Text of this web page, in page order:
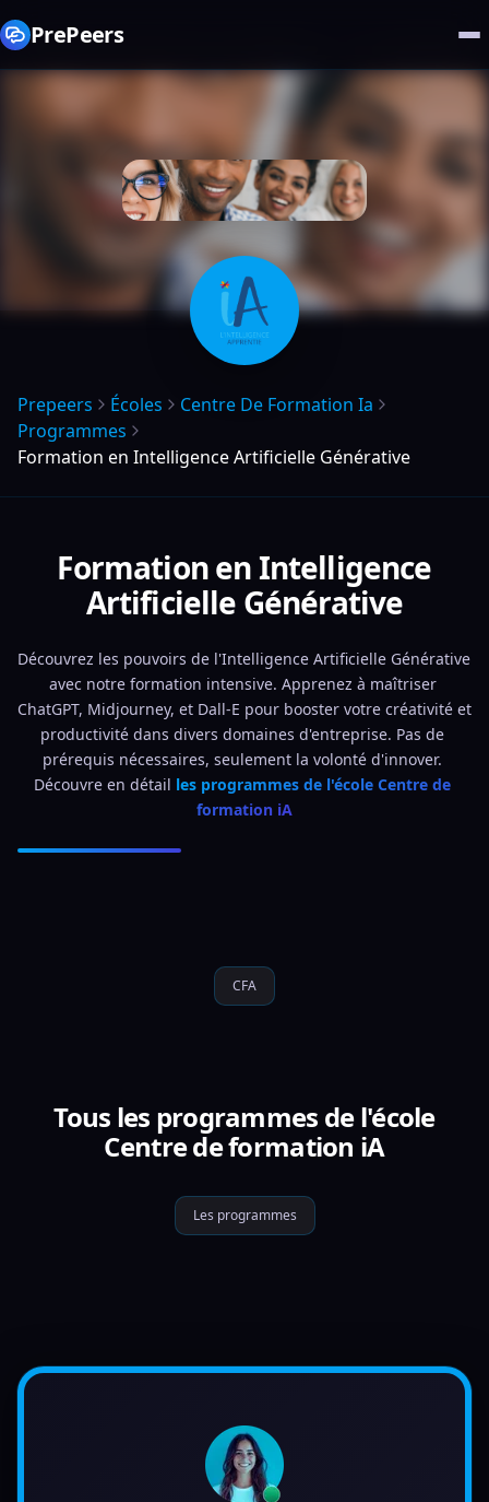
PrePeers
Prepeers Écoles
Centre De Formation Ia
Programmes
Formation en Intelligence Artificielle Générative
Formation en Intelligence
Artificielle Générative
Découvrez les pouvoirs de l'Intelligence Artificielle Générative
avec notre formation intensive. Apprenez à maîtriser
ChatGPT, Midjourney, et Dall-E pour booster votre créativité et
productivité dans divers domaines d'entreprise. Pas de
prérequis nécessaires, seulement la volonté d'innover.
Découvre en détail les programmes de l'école Centre de
formation iA
CFA
Tous les programmes de l'école
Centre de formation iA
Les programmes